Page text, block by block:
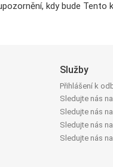
kdy bude
Služby
Přihlášení k
Sledujte nás
Sledujte nás
Sledujte nás
Sledujte nás